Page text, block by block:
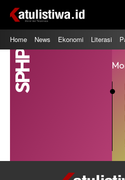
Home News Ekonomi Literasi
SPHP